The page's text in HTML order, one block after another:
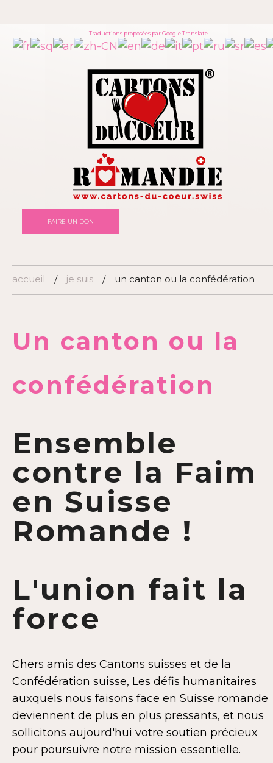
Traductions proposées par Google Translate
FAIRE UN DON
accueil / je suis / un canton ou la confédération
Un canton ou la
confédération
Ensemble
contre la Faim
en Suisse
Romande !
L'union fait la
force
Chers amis des Cantons suisses et de la
Confédération suisse, Les défis humanitaires
auxquels nous faisons face en Suisse romande
deviennent de plus en plus pressants, et nous
sollicitons aujourd'hui votre soutien précieux
pour poursuivre notre mission essentielle.